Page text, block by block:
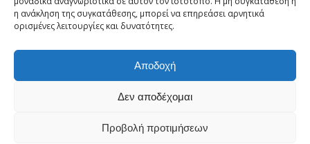
η ανάκληση της συγκατάθεσης, μπορεί να επηρεάσει αρνητικά
ορισμένες λειτουργίες και δυνατότητες.
Αποδοχή
Δεν αποδέχομαι
Προβολή προτιμήσεων
Συνοχής (OCT)
© 2025 - kazantziseyecare.gr -
Forge.com
Πολιτική Απορρήτου Όροι Χρήσης